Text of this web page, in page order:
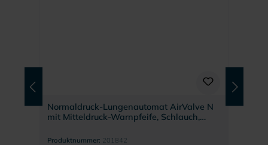
Normaldruck-Lungenautomat AirValve N
mit Mitteldruck-Warnpfeife, Schlauch,
Produktnummer: 201842